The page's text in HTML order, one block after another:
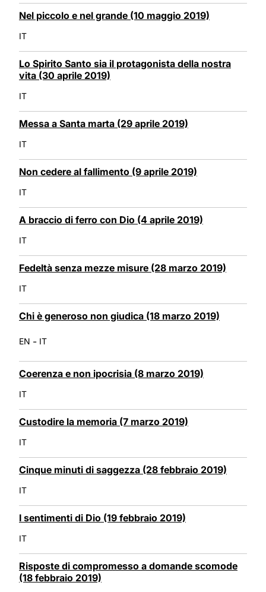
Nel piccolo e nel grande (10 maggio 2019)
IT
Lo Spirito Santo sia il protagonista della nostra
vita (30 aprile 2019)
IT
Messa a Santa marta (29 aprile 2019)
IT
Non cedere al fallimento (9 aprile 2019)
IT
A braccio di ferro con Dio (4 aprile 2019)
IT
Fedeltà senza mezze misure (28 marzo 2019)
IT
Chi è generoso non giudica (18 marzo 2019)
EN - IT
Coerenza e non ipocrisia (8 marzo 2019)
IT
Custodire la memoria (7 marzo 2019)
IT
Cinque minuti di saggezza (28 febbraio 2019)
IT
I sentimenti di Dio (19 febbraio 2019)
IT
Risposte di compromesso a domande scomode
(18 febbraio 2019)